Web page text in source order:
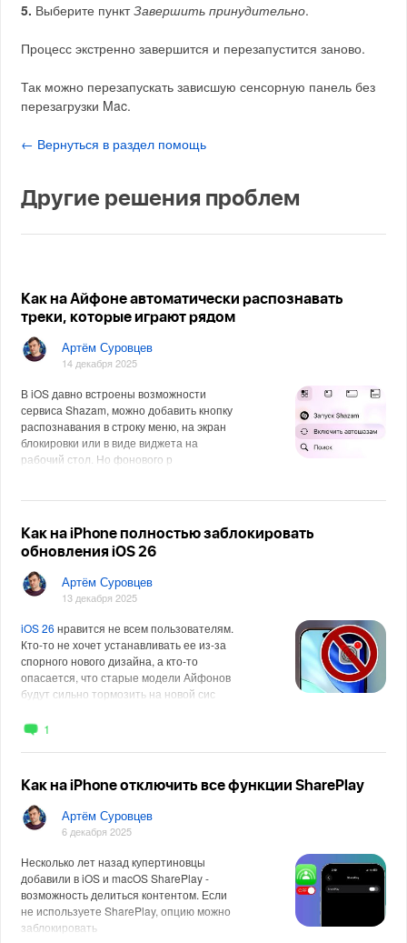
5. Выберите пунктЗавершить принудительно.
Процесс экстренно завершится и перезапустится заново.
Так можно перезапускать зависшую сенсорную панель без
перезагрузки Mac.
← Вернуться в раздел помощь
Другие решения проблем
Как на Айфоне автоматически распознавать
треки, которые играют рядом
Артём Суровцев
14 декабря 2025
В iOS давно встроены возможности
сервиса Shazam, можно добавить кнопку
распознавания в строку меню, на экран
блокировки или в виде виджета на
рабочий стол. Но фонового р
Как на iPhone полностью заблокировать
обновления iOS 26
Артём Суровцев
13 декабря 2025
iOS 26 нравится не всем пользователям.
Кто-то не хочет устанавливать ее из-за
спорного нового дизайна, а кто-то
опасается, что старые модели Айфонов
будут сильно тормозить на новой сис
1
Как на iPhone отключить все функции SharePlay
Артём Суровцев
6 декабря 2025
Несколько лет назад купертиновцы
добавили в iOS и macOS SharePlay -
возможность делиться контентом. Если
не используете SharePlay, опцию можно
заблокировать